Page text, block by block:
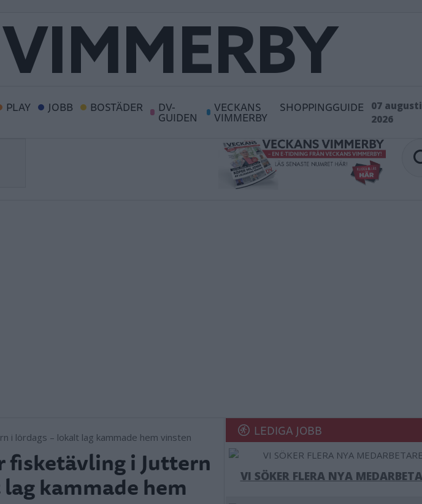
PLAY JOBB BOSTÄDER DV-
GUIDEN
VECKANS
VIMMERBY
SHOPPINGGUIDE
07 augusti
2026
fisketävling i Juttern
kammade hem
LEDIGA JOBB
VI SÖKER FLERA NYA